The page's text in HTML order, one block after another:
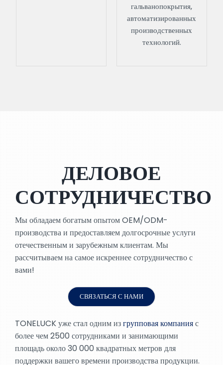
гальванопокрытия,
автоматизированных
производственных
технологий.
ДЕЛОВОЕ
СОТРУДНИЧЕСТВО
Мы обладаем богатым опытом OEM/ODM-
производства и предоставляем долгосрочные услуги
отечественным и зарубежным клиентам. Мы
рассчитываем на самое искреннее сотрудничество с
вами!
СВЯЗАТЬСЯ С НАМИ
TONELUCK уже стал одним изгрупповая компанияс
более чем 2500 сотрудниками и занимающими
площадь около 30 000 квадратных метров для
поддержки вашего времени производства продукции.